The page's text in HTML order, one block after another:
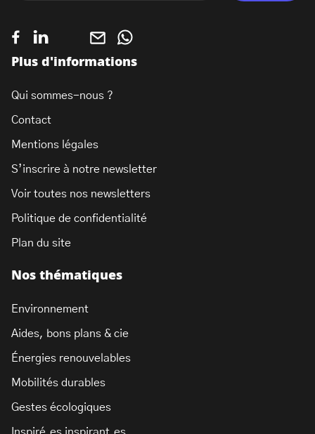
Nos thématiques
Environnement
Aides, bons plans & cie
Énergies renouvelables
Mobilités durables
Gestes écologiques
Plus d'informations
Qui sommes-nous ?
Contact
Mentions légales
S’inscrire à notre newsletter
Voir toutes nos newsletters
Politique de confidentialité
Plan du site